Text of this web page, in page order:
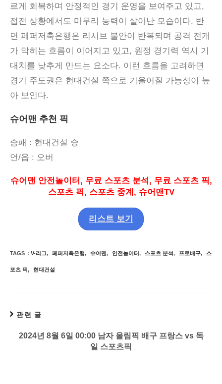
르게 회복하며 안정적인 경기 운영을 보여주고 있고,
접전 상황에서도 마무리 능력이 살아난 모습이다. 반
면 페퍼저축은행은 리시브 불안이 반복되며 공격 전개
가 막히는 흐름이 이어지고 있고, 원정 경기력 역시 기
대치를 낮추게 만드는 요소다. 이런 흐름을 고려하면
경기 주도권은 현대건설 쪽으로 기울어질 가능성이 높
아 보인다.
슈어맨 추천 픽
승패 : 현대건설 승
언/옵 : 오버
슈어맨 안전놀이터 , 무료 스포츠 분석, 무료 스포츠 픽,
스포츠 픽, 스포츠 중계 , 슈어맨TV
리스트 보기
TAGS : V-리그, 페퍼저축은행, 슈어맨, 안전놀이터, 스포츠 분석, 프로배구, 스
포츠 픽, 현대건설
관련 글
2024년 8월 6일 00:00 남자 올림픽 배구 프랑스 vs 독
일 스포츠픽